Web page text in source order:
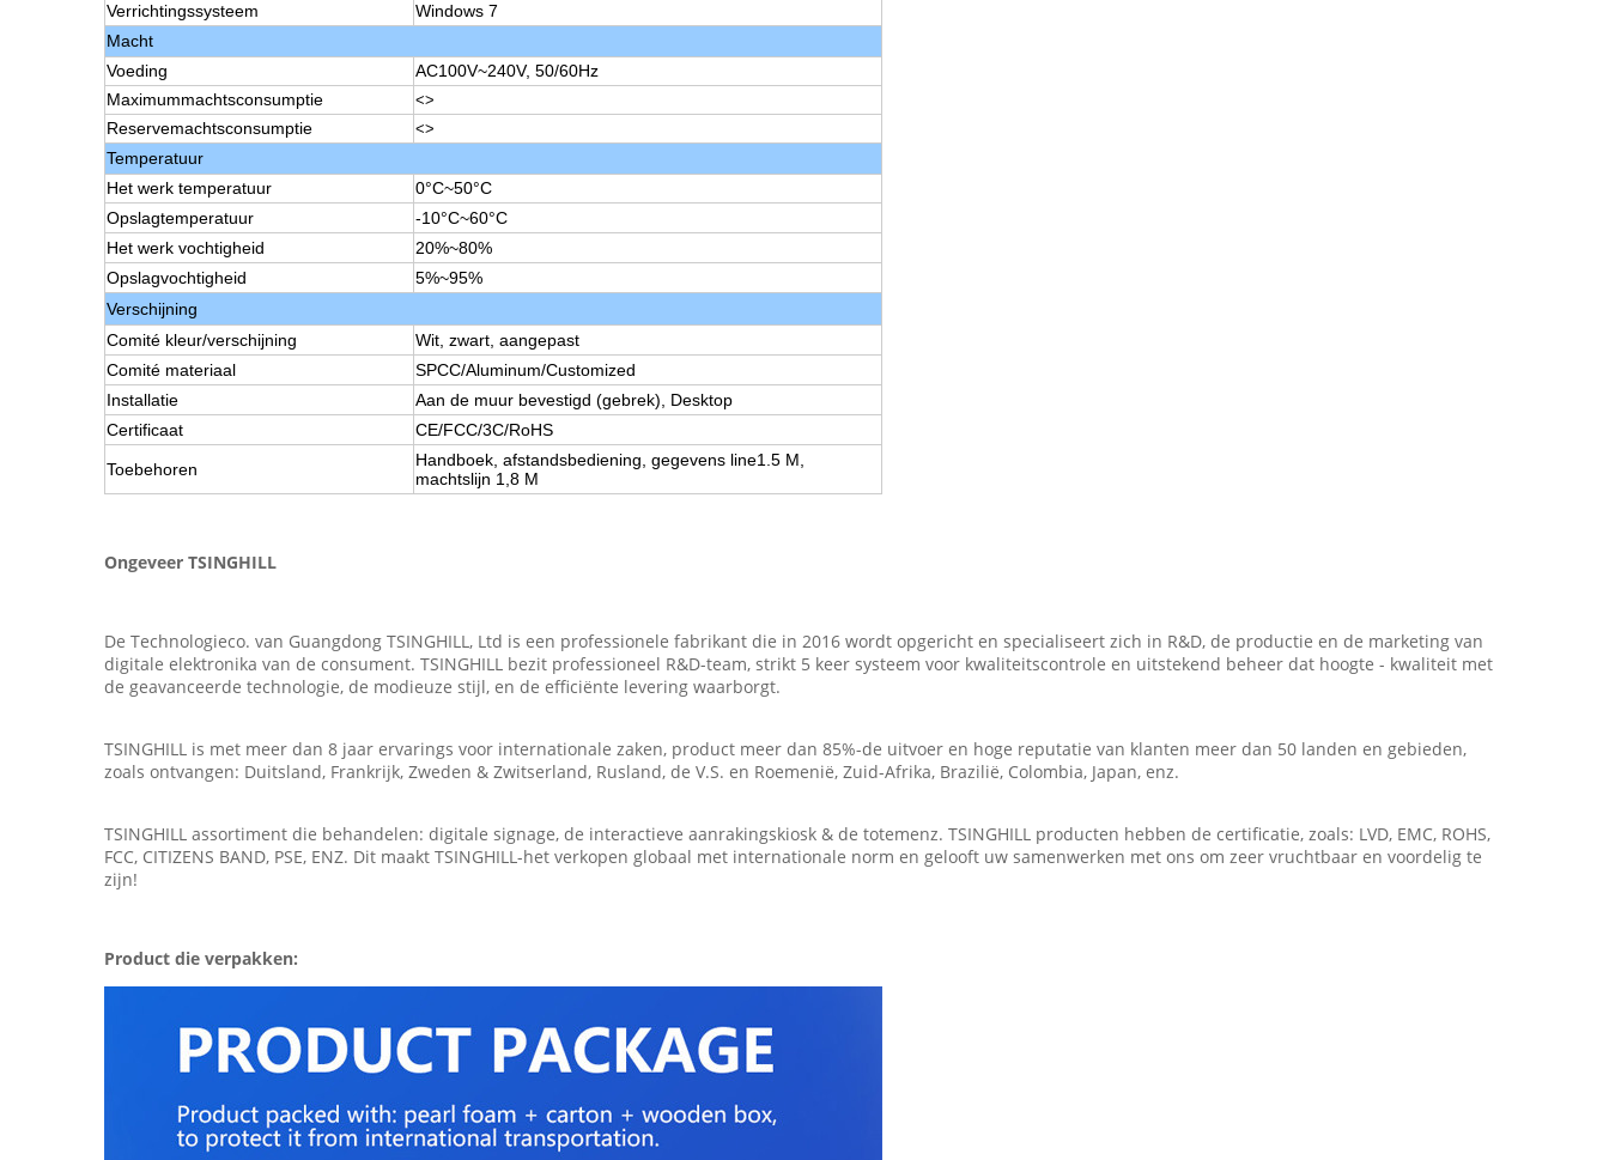
Verrichtingssysteem
Windows 7
Macht
Voeding
AC100V~240V, 50/60Hz
Maximummachtsconsumptie
<>
Reservemachtsconsumptie <>
Temperatuur
Het werk temperatuur
0°C~50°C
Opslagtemperatuur
-10°C~60°C
Het werk vochtigheid
20%~80%
Opslagvochtigheid
5%~95%
Verschijning
Comité kleur/verschijning
Wit, zwart, aangepast
Comité materiaal
SPCC/Aluminum/Customized
Installatie
Aan de muur bevestigd (gebrek), Desktop
Certificaat
CE/FCC/3C/RoHS
Toebehoren
Handboek, afstandsbediening, gegevens line1.5 M,
machtslijn 1,8 M
Ongeveer TSINGHILL
De Technologieco. van Guangdong TSINGHILL, Ltd is een professionele fabrikant die in 2016 wordt opgericht en specialiseert zich in R&D, de productie en de marketing van
digitale elektronika van de consument. TSINGHILL bezit professioneel R&D-team, strikt 5 keer systeem voor kwaliteitscontrole en uitstekend beheer dat hoogte - kwaliteit met
de geavanceerde technologie, de modieuze stijl, en de efficiënte levering waarborgt.
TSINGHILL is met meer dan 8 jaar ervarings voor internationale zaken, product meer dan 85%-de uitvoer en hoge reputatie van klanten meer dan 50 landen en gebieden,
zoals ontvangen: Duitsland, Frankrijk, Zweden & Zwitserland, Rusland, de V.S. en Roemenië, Zuid-Afrika, Brazilië, Colombia, Japan, enz.
TSINGHILL assortiment die behandelen: digitale signage, de interactieve aanrakingskiosk & de totemenz. TSINGHILL producten hebben de certificatie, zoals: LVD, EMC, ROHS,
FCC, CITIZENS BAND, PSE, ENZ. Dit maakt TSINGHILL-het verkopen globaal met internationale norm en gelooft uw samenwerken met ons om zeer vruchtbaar en voordelig te
zijn!
Product die verpakken: